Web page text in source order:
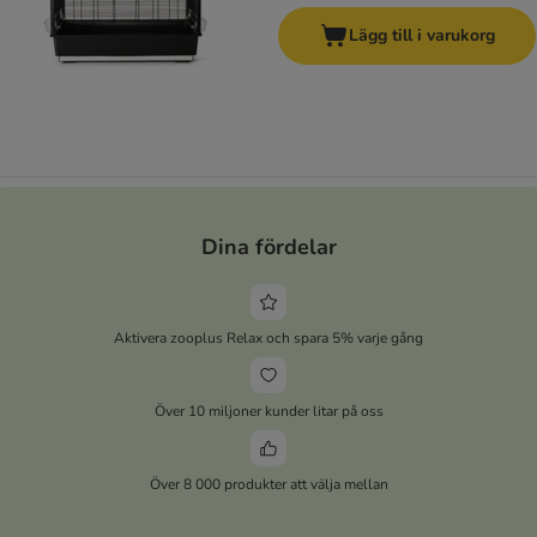
Lägg till i varukorg
Dina fördelar
Aktivera zooplus Relax och spara 5% varje gång
Över 10 miljoner kunder litar på oss
Över 8 000 produkter att välja mellan